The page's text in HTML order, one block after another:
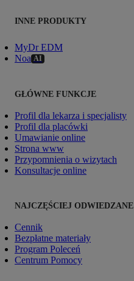
INNE PRODUKTY
MyDr EDM
Noa AI
GŁÓWNE FUNKCJE
Profil dla lekarza i specjalisty
Profil dla placówki
Umawianie online
Strona www
Przypomnienia o wizytach
Konsultacje online
NAJCZĘŚCIEJ ODWIEDZANE
Cennik
Bezpłatne materiały
Program Poleceń
Centrum Pomocy